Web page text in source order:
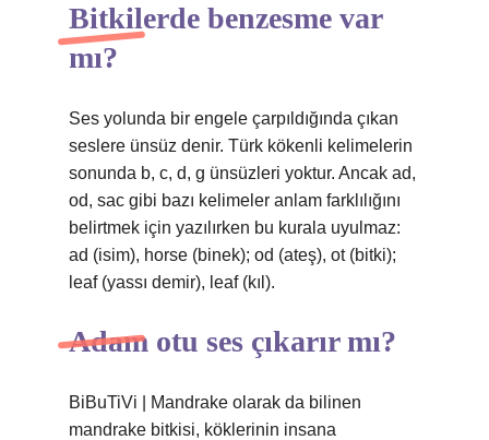
Bitkilerde benzesme var
mı?
Ses yolunda bir engele çarpıldığında çıkan
seslere ünsüz denir. Türk kökenli kelimelerin
sonunda b, c, d, g ünsüzleri yoktur. Ancak ad,
od, sac gibi bazı kelimeler anlam farklılığını
belirtmek için yazılırken bu kurala uyulmaz:
ad (isim), horse (binek); od (ateş), ot (bitki);
leaf (yassı demir), leaf (kıl).
Adam otu ses çıkarır mı?
BiBuTiVi | Mandrake olarak da bilinen
mandrake bitkisi, köklerinin insana